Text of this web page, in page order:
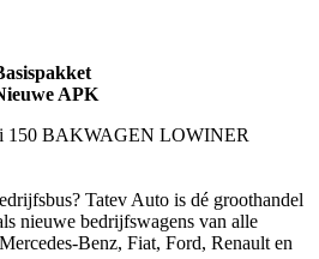
APK
150 BAKWAGEN LOWINER
Tatev Auto is dé groothandel
nieuwe bedrijfswagens van alle
Benz, Fiat, Ford, Renault en